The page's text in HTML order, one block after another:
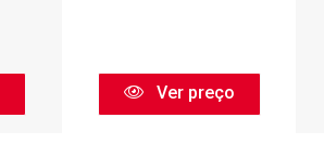
Ver preço